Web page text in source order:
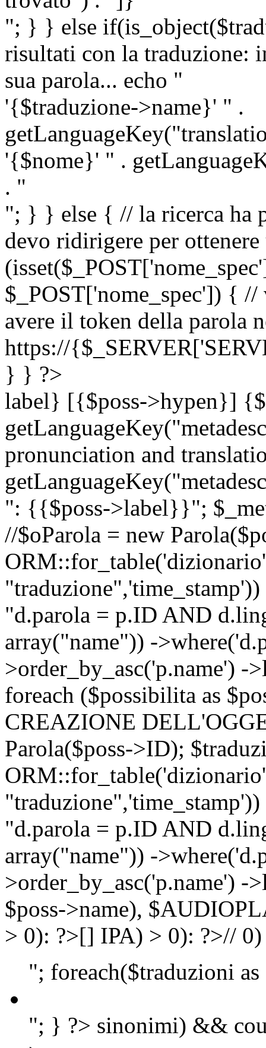
"; } } else
risultati con la traduzione:
sua parola... echo "
'{$traduzione->name}' " .
'{$nome}' " .
. "
"; } } else { // la ricerca ha
devo ridirigere per
$_POST['nome_spec']) {
avere il token della parola
https://
} } ?>
label} [{$poss->hypen}]
pronunciation and
": {{$poss->label}}";
//$oParola = new
"d.parola = p.ID AND
array("name")) -
>order_by_asc('p.name')
foreach ($possibilita as
CREAZIONE
Parola($poss->ID);
"d.parola = p.ID AND
array("name")) -
>order_by_asc('p.name')
$poss->name),
> 0): ?>[] IPA) > 0): ?>//
"; foreach($traduzioni
"; } ?> sinonimi) &&